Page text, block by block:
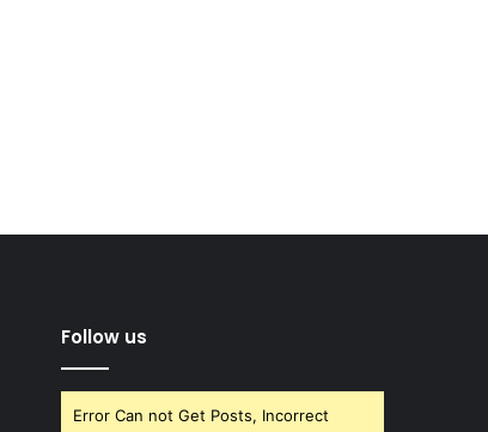
Follow us
Error Can not Get Posts, Incorrect